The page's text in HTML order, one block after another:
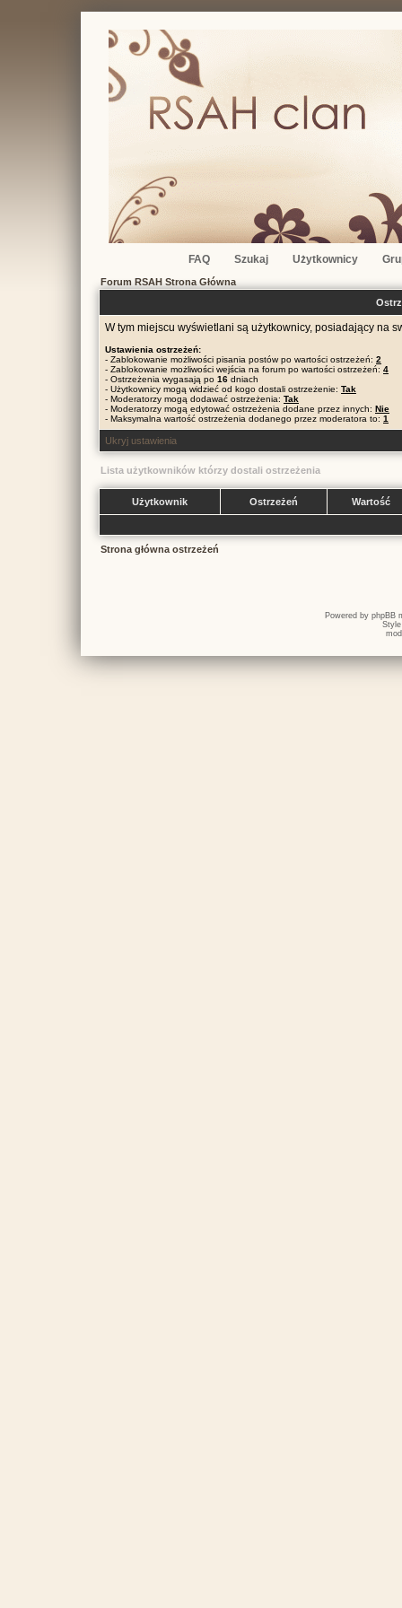
FAQ Szukaj Użytkownicy
Forum RSAH Strona Główna
W tym miejscu wyświetlani są użytkownicy, posiadający na
Ustawienia ostrzeżeń:
- Zablokowanie możliwości pisania postów po wartości ostrzeżeń: 2
- Zablokowanie możliwości wejścia na forum po wartości ostrzeżeń: 4
- Ostrzeżenia wygasają po 16 dniach
- Użytkownicy mogą widzieć od kogo dostali ostrzeżenie: Tak
- Moderatorzy mogą dodawać ostrzeżenia: Tak
- Moderatorzy mogą edytować ostrzeżenia dodane przez innych: Nie
- Maksymalna wartość ostrzeżenia dodanego przez moderatora to: 1
Ukryj ustawienia
Lista użytkowników którzy dostali ostrzeżenia
Użytkownik Ostrzeżeń Wartość
Strona główna ostrzeżeń
Powered by phpBB